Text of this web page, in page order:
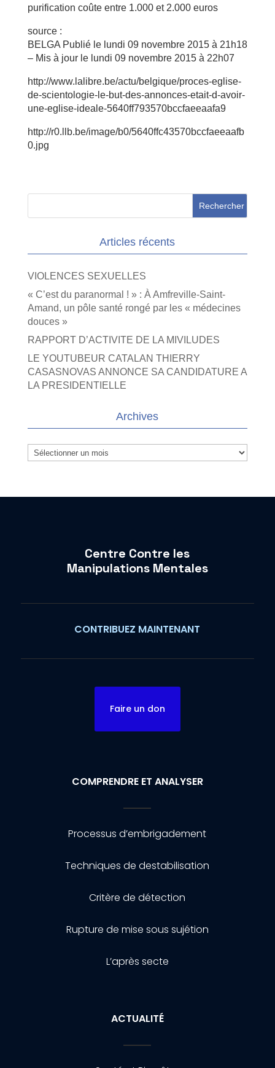
purification coûte entre 1.000 et 2.000 euros
source :
BELGA Publié le lundi 09 novembre 2015 à 21h18
– Mis à jour le lundi 09 novembre 2015 à 22h07
http://www.lalibre.be/actu/belgique/proces-eglise-
de-scientologie-le-but-des-annonces-etait-d-avoir-
une-eglise-ideale-5640ff793570bccfaeeaafa9
http://r0.llb.be/image/b0/5640ffc43570bccfaeeaafb
0.jpg
Articles récents
VIOLENCES SEXUELLES
« C’est du paranormal ! » : À Amfreville-Saint-
Amand, un pôle santé rongé par les « médecines
douces »
RAPPORT D’ACTIVITE DE LA MIVILUDES
LE YOUTUBEUR CATALAN THIERRY
CASASNOVAS ANNONCE SA CANDIDATURE A
LA PRESIDENTIELLE
Archives
Archives
Centre Contre les
Manipulations Mentales
CONTRIBUEZ MAINTENANT
Faire un don
COMPRENDRE ET ANALYSER
Processus d’embrigadement
Techniques de destabilisation
Critère de détection
Rupture de mise sous sujétion
L’après secte
ACTUALITÉ